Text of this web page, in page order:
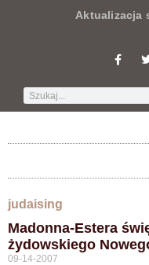
Aktualizacja
judaising
Madonna-Estera
żydowskiego
09-14-2007